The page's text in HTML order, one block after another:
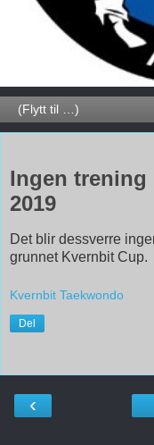
Ingen trening
2019
Det blir dessverre
grunnet Kvernbit Cup.
Kvernbit Taekwondo
Del
‹